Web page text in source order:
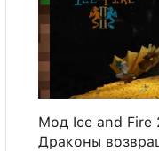
Мод Ice and
Драконы